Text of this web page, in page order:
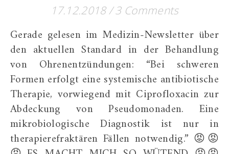
17.12.2018/ 3 Comments
Gerade gelesen im Medizin-Newsletter über
den aktuellen Standard in der Behandlung
von Ohrenentzündungen: “Bei schweren
Formen erfolgt eine systemische antibiotische
Therapie, vorwiegend mit Ciprofloxacin zur
Abdeckung von Pseudomonaden. Eine
mikrobiologische Diagnostik ist nur in
therapierefraktären Fällen notwendig.” 😡😡